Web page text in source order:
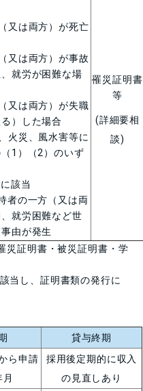
又は両方）が死亡
又は両方）が事故
就労が困難な場
又は両方）が失職
）した場合
火災、風水害等に
1 ）（2 ）のいず
該当
者の一方（又は両
就労困難など世
由が発生
罹災証明書
等
(詳細要相
談)
証明書・被災証明書・学
し、証明書類の発行に
貸与終期
ら申請
採用後定期的に収入
の見直しあり